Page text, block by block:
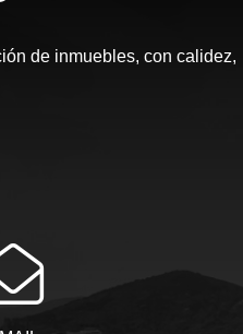
de inmuebles, con calidez,